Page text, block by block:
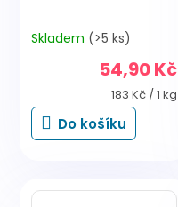
Skladem (>5 ks)
54,90 Kč
Měrná
cena:
183 Kč / 1 kg
Do košíku